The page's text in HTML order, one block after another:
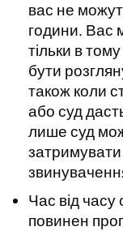
вас не
години. Вас
тільки в
бути
також коли
або суд
лише суд
Час від
повинен